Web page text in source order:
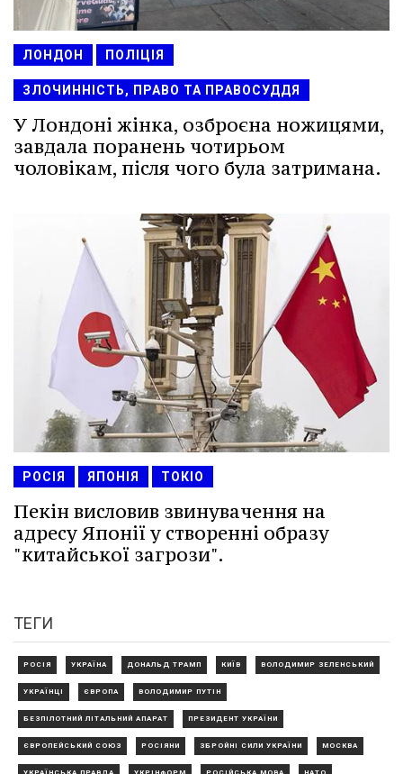
ЛОНДОН ПОЛІЦІЯ
ЗЛОЧИННІСТЬ, ПРАВО ТА ПРАВОСУДДЯ
У Лондоні жінка, озброєна ножицями,
завдала поранень чотирьом
чоловікам, після чого була затримана.
РОСІЯ ЯПОНІЯ ТОКІО
Пекін висловив звинувачення на
адресу Японії у створенні образу
"китайської загрози".
ТЕГИ
РОСІЯ УКРАЇНА ДОНАЛЬД ТРАМП КИЇВ ВОЛОДИМИР ЗЕЛЕНСЬКИЙ
УКРАЇНЦІ ЄВРОПА ВОЛОДИМИР ПУТІН
БЕЗПІЛОТНИЙ ЛІТАЛЬНИЙ АПАРАТ ПРЕЗИДЕНТ УКРАЇНИ
ЄВРОПЕЙСЬКИЙ СОЮЗ РОСІЯНИ ЗБРОЙНІ СИЛИ УКРАЇНИ МОСКВА